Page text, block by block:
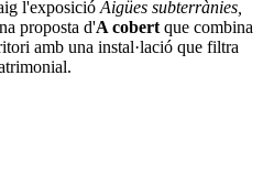
l'exposició Aigües subterrànies,
proposta d'A cobert que combina
amb una instal·lació que filtra